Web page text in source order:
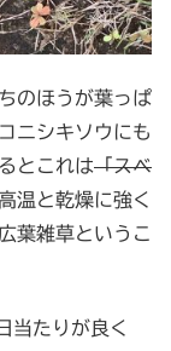
のほうが葉っぱ
ニシキソウにも
とこれは「スベ
温と乾燥に強く
葉雑草というこ
当たりが良く